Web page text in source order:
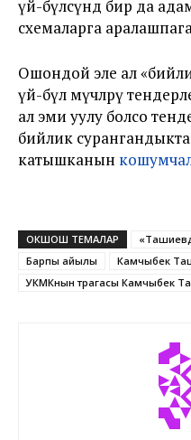
үй-бүлөсүндө бир да
схемаларга
Ошондой эле ал
үй-бүлө мүчөлөрү
ал эми уулу болсо
бийлик
катышканын
ОКШОШ ТЕМАЛАР
Барпы айылы
Камчыбек
УКМКнын төрагасы Камчыбек